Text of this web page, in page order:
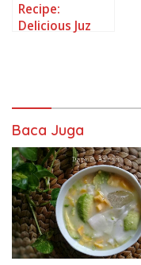
Recipe:
Delicious Juz
Baca Juga